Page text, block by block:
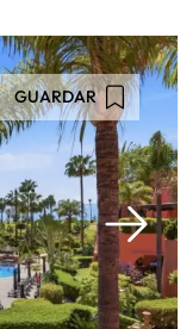
GUARDAR